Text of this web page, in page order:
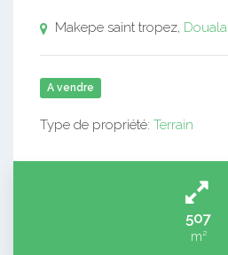
Makepe saint tropez, Douala
A vendre
Type de propriété: Terrain
507
m²